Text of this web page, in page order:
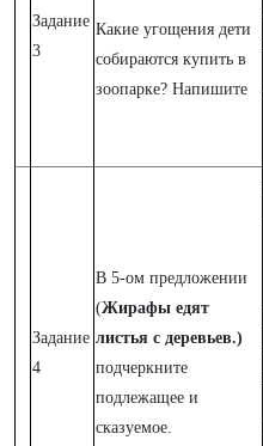
Задание
3
Какие угощения дети
собираются купить в
зоопарке? Напишите
Задание
4
В 5-ом предложении
(Жирафы едят
листья с деревьев.)
подчеркните
подлежащее и
сказуемое.